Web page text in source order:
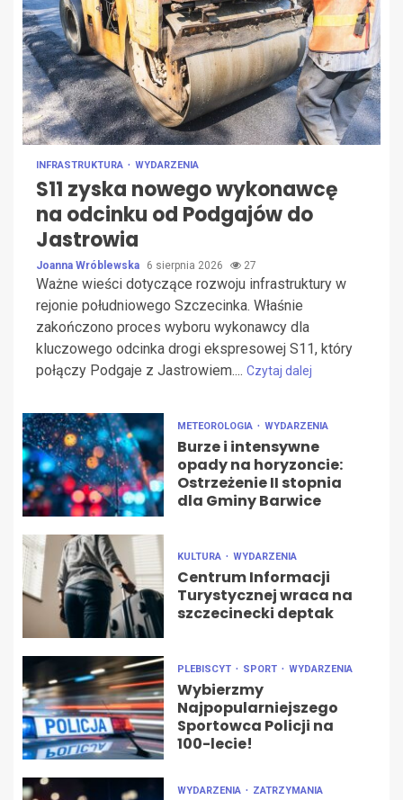
INFRASTRUKTURA WYDARZENIA
S11 zyska nowego wykonawcę
na odcinku od Podgajów do
Jastrowia
Joanna Wróblewska 6 sierpnia 2026 27
Ważne wieści dotyczące rozwoju infrastruktury w
rejonie południowego Szczecinka. Właśnie
zakończono proces wyboru wykonawcy dla
kluczowego odcinka drogi ekspresowej S11, który
połączy Podgaje z Jastrowiem.... Czytaj dalej
METEOROLOGIA WYDARZENIA
Burze i intensywne
opady na horyzoncie:
Ostrzeżenie II stopnia
dla Gminy Barwice
KULTURA WYDARZENIA
Centrum Informacji
Turystycznej wraca na
szczecinecki deptak
PLEBISCYT SPORT WYDARZENIA
Wybierzmy
Najpopularniejszego
Sportowca Policji na
100-lecie!
WYDARZENIA ZATRZYMANIA